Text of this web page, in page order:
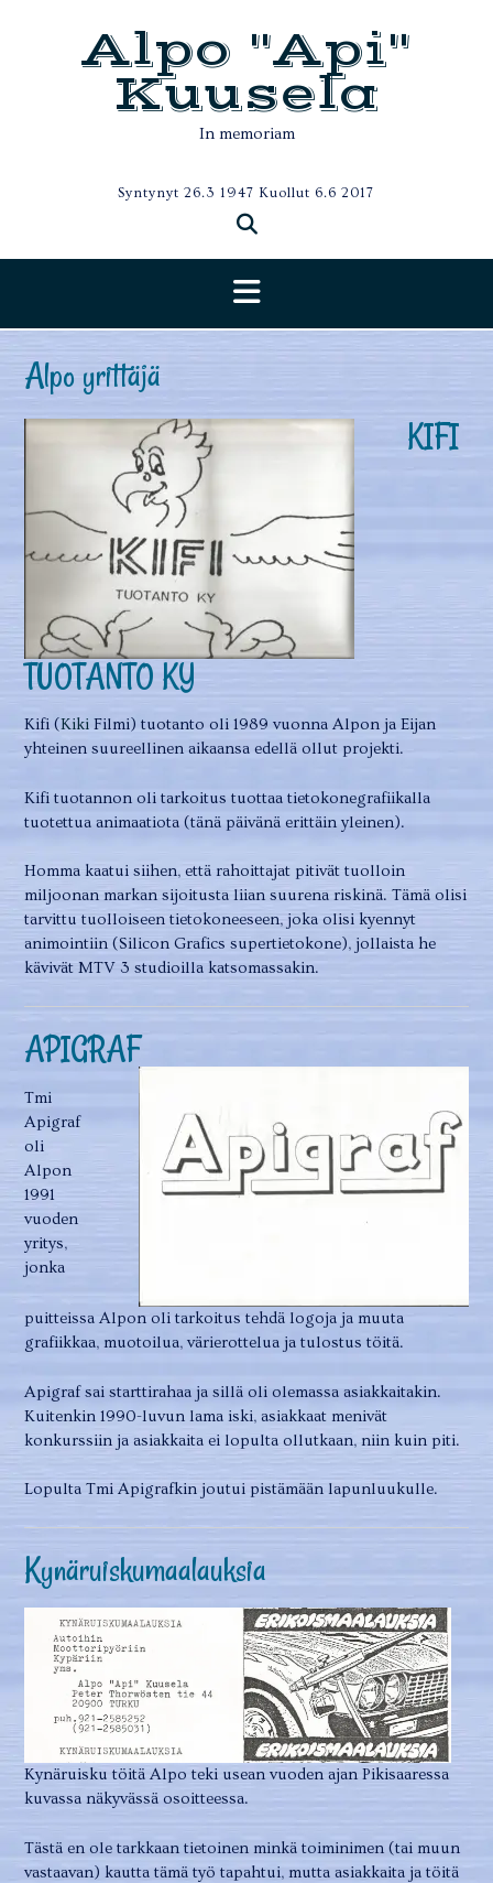
Alpo "Api"
Kuusela
In memoriam
Syntynyt 26.3 1947 Kuollut 6.6 2017
Alpo yrittäjä
KIFI
TUOTANTO KY
Kifi (Kiki Filmi) tuotanto oli 1989 vuonna Alpon ja Eijan
yhteinen suureellinen aikaansa edellä ollut projekti.
Kifi tuotannon oli tarkoitus tuottaa tietokonegrafiikalla
tuotettua animaatiota (tänä päivänä erittäin yleinen).
Homma kaatui siihen, että rahoittajat pitivät tuolloin
miljoonan markan sijoitusta liian suurena riskinä. Tämä olisi
tarvittu tuolloiseen tietokoneeseen, joka olisi kyennyt
animointiin (Silicon Grafics supertietokone), jollaista he
kävivät MTV 3 studioilla katsomassakin.
APIGRAF
Tmi
Apigraf
oli
Alpon
1991
vuoden
yritys,
jonka
puitteissa Alpon oli tarkoitus tehdä logoja ja muuta
grafiikkaa, muotoilua, värierottelua ja tulostus töitä.
Apigraf sai starttirahaa ja sillä oli olemassa asiakkaitakin.
Kuitenkin 1990-luvun lama iski, asiakkaat menivät
konkurssiin ja asiakkaita ei lopulta ollutkaan, niin kuin piti.
Lopulta Tmi Apigrafkin joutui pistämään lapunluukulle.
Kynäruiskumaalauksia
Kynäruisku töitä Alpo teki usean vuoden ajan Pikisaaressa
kuvassa näkyvässä osoitteessa.
Tästä en ole tarkkaan tietoinen minkä toiminimen (tai muun
vastaavan) kautta tämä työ tapahtui, mutta asiakkaita ja töitä